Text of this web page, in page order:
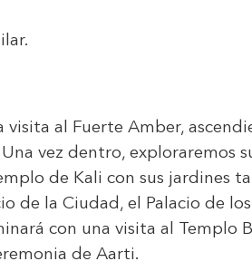
visita al Fuerte Amber,
vez dentro, exploraremos
de Kali con sus jardines
de la Ciudad, el Palacio de
con una visita al Templo
de Aarti.